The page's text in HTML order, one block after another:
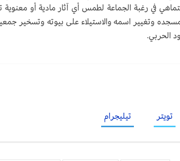
في رغبة الجماعة لطمس أي آثار مادية أو
وتغيير اسمه والاستيلاء على بيوته وتسخير
الحربي.
تويتر تيليجرام